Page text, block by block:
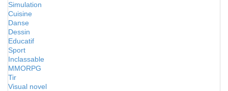
Simulation
Cuisine
Danse
Dessin
Educatif
Sport
Inclassable
MMORPG
Tir
Visual novel